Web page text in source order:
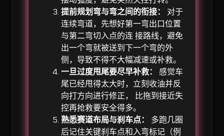
提前规划弯与弯之间的衔接：
对于
连续弯道，先想好第一弯出口位置
与第二弯切入点的连 接路线，避免
出一个弯就被送到下一个弯的外
侧，导致不得不大幅减速或补救。
一旦过度甩尾要尽早补救：
感觉车
尾已经甩得太大时，立刻收油并反
向打方向进行修正， 比拖到接近失
控再抢救要安全得多。
熟悉赛道布局与刹车点：
多跑几圈
后记住关键刹车点和入弯标记（例